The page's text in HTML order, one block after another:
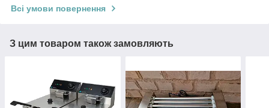
Всі умови повернення
З цим товаром також замовляють